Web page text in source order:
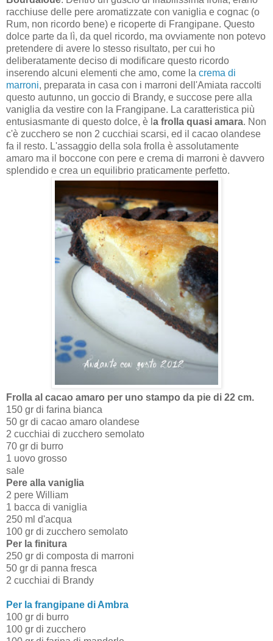
racchiuse delle pere aromatizzate con vaniglia e cognac (o
Rum, non ricordo bene) e ricoperte di Frangipane. Questo
dolce parte da lì, da quel ricordo, ma ovviamente non potevo
pretendere di avere lo stesso risultato, per cui ho
deliberatamente deciso di modificare questo ricordo
inserendo alcuni elementi che amo, come la crema di
marroni, preparata in casa con i marroni dell'Amiata raccolti
questo autunno, un goccio di Brandy, e succose pere alla
vaniglia da vestire con la Frangipane. La caratteristica più
entusiasmante di questo dolce, è l a frolla quasi amara. Non
c'è zucchero se non 2 cucchiai scarsi, ed il cacao olandese
fa il resto. L'assaggio della sola frolla è assolutamente
amaro ma il boccone con pere e crema di marroni è davvero
splendido e crea un equilibrio praticamente perfetto.
Frolla al cacao amaro per uno stampo da pie di 22 cm.
150 gr di farina bianca
50 gr di cacao amaro olandese
2 cucchiai di zucchero semolato
70 gr di burro
1 uovo grosso
sale
Pere alla vaniglia
2 pere William
1 bacca di vaniglia
250 ml d'acqua
100 gr di zucchero semolato
Per la finitura
250 gr di composta di marroni
50 gr di panna fresca
2 cucchiai di Brandy
Per la frangipane di Ambra
100 gr di burro
100 gr di zucchero